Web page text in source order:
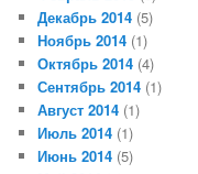
Декабрь 2014 (5)
Ноябрь 2014 (1)
Октябрь 2014 (4)
Сентябрь 2014 (1)
Август 2014 (1)
Июль 2014 (1)
Июнь 2014 (5)